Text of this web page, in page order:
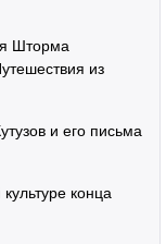
Шторма
из
и его письма
конца